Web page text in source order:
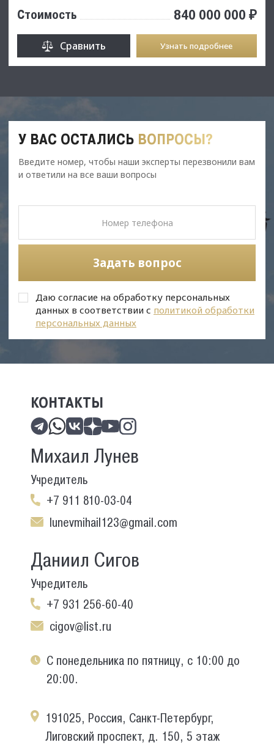
Стоимость 840 000 000 ₽
Сравнить Узнать подробнее
У ВАС ОСТАЛИСЬ ВОПРОСЫ?
Введите номер, чтобы наши эксперты перезвонили вам
и ответили на все ваши вопросы
Задать вопрос
Даю согласие на обработку персональных
данных в соответствии с политикой обработки
персональных данных
КОНТАКТЫ
Михаил Лунев
Учредитель
+7 911 810-03-04
lunevmihail123@gmail.com
Даниил Сигов
Учредитель
+7 931 256-60-40
cigov@list.ru
С понедельника по пятницу, с 10:00 до
20:00.
191025, Россия, Санкт-Петербург,
Лиговский проспект, д. 150, 5 этаж